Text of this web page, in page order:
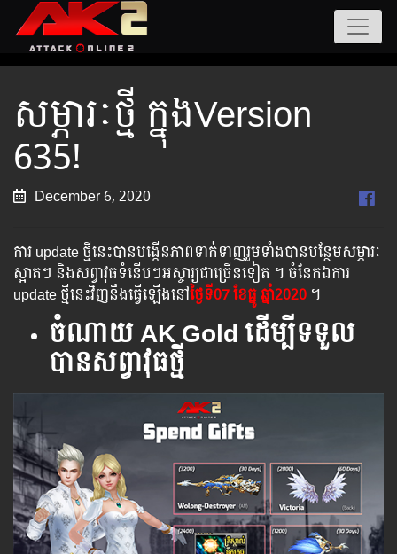
សម្ភារៈថ្មី ក្នុងVersion
635!
December 6, 2020
ការ update ថ្មីនេះបានបង្កើនភាពទាក់ទាញរួមទាំងបានបន្ថែមសម្ភារៈ
ស្អាតៗ និងសព្វាវុធទំនើបៗអស្ចារ្យជាច្រើនទៀត ។ ចំនែកឯការ
update ថ្មីនេះវិញនឹងធ្វើឡើងនៅថ្ងៃទី07 ខែធ្នូ ឆ្នាំ2020 ។
ចំណាយ AK Gold ដើម្បីទទួល
បានសព្វាវុធថ្មី